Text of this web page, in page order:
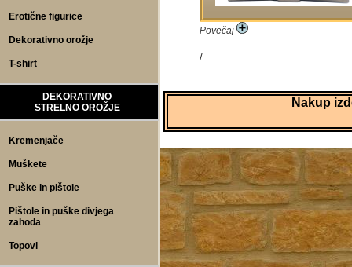
Nakup
Povečaj
/
Erotične figurice
Dekorativno orožje
T-shirt
DEKORATIVNO
STRELNO OROŽJE
Kremenjače
Muškete
Puške in pištole
Pištole in puške divjega
zahoda
Topovi